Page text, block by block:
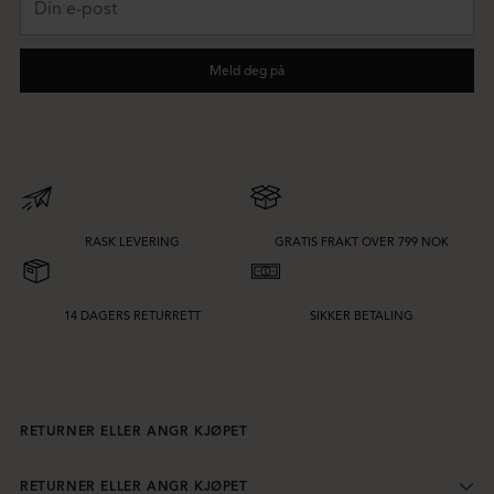
Meld deg på
RASK LEVERING GRATIS FRAKT OVER 799 NOK
14 DAGERS RETURRETT SIKKER BETALING
RETURNER ELLER ANGR KJØPET
RETURNER ELLER ANGR KJØPET